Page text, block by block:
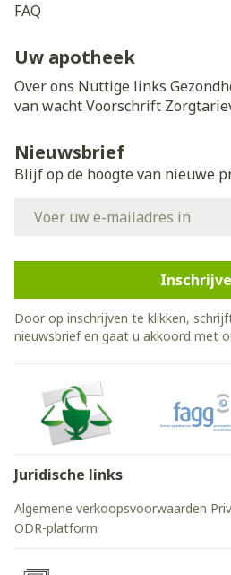
FAQ
Uw apotheek
Over ons Nuttige links
van wachtVoorschrift
Nieuwsbrief
Blijf op de hoogte van nieuwe
Door op inschrijven te klikken,
nieuwsbrief en gaat u akkoord met
Juridische links
Algemene verkoopsvoorwaarden
ODR-platform